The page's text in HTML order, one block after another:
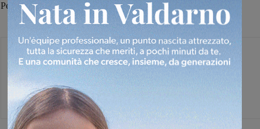
Perignano.
Michele Bossini